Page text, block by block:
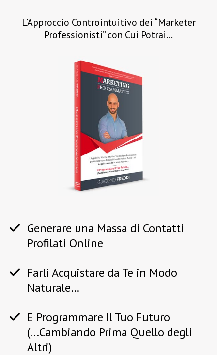
L’Approccio Controintuitivo dei “Marketer
Professionisti” con Cui Potrai...
Generare una Massa di Contatti
Profilati Online
Farli Acquistare da Te in Modo
Naturale…
E Programmare Il Tuo Futuro
(...Cambiando Prima Quello degli
Altri)